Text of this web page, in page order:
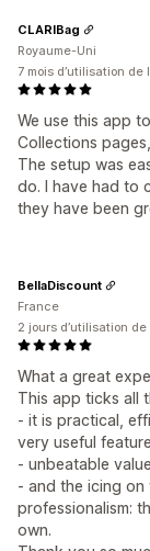
We use this app
Collections
The setup was
do. I have had to
they have been
CLARIBag
Royaume-Uni
7 mois d’utilisation de
What a great
This app ticks all
- it is practical,
very useful
- unbeatable
- and the icing on
professionalism:
own.
BellaDiscount
France
2 jours d’utilisation de